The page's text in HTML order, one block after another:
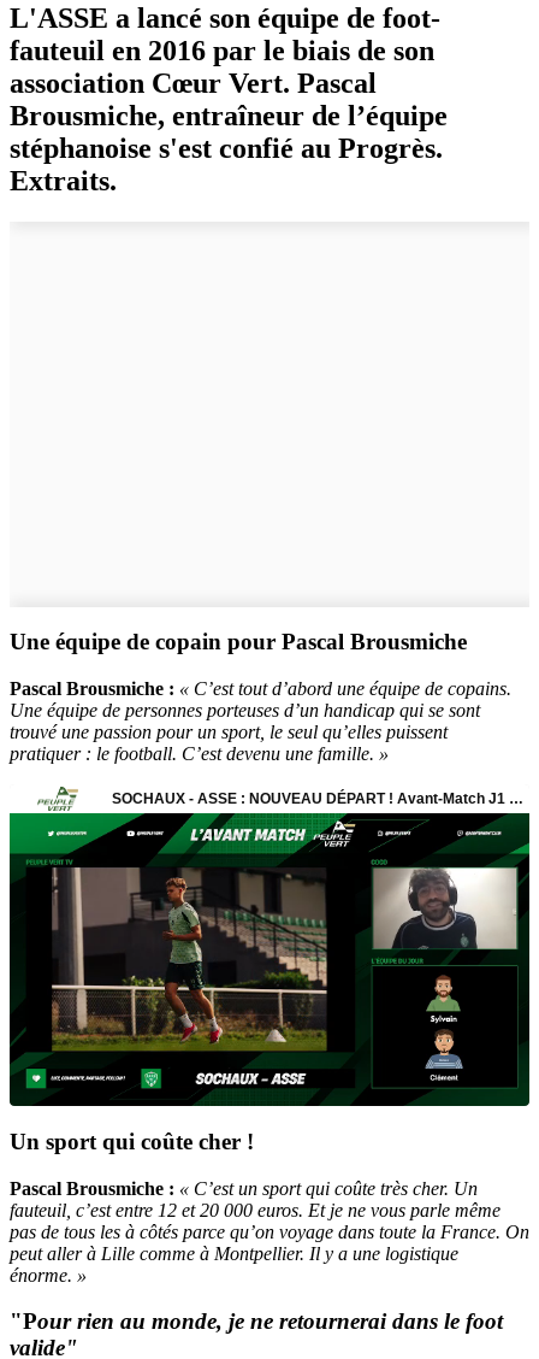
L'ASSE a lancé son équipe de foot-
fauteuil en 2016 par le biais de son
association Cœur Vert. Pascal
Brousmiche, entraîneur de l’équipe
stéphanoise s'est confié au Progrès.
Extraits.
Une équipe de copain pour Pascal Brousmiche
Pascal Brousmiche : « C’est tout d’abord une équipe de copains.
Une équipe de personnes porteuses d’un handicap qui se sont
trouvé une passion pour un sport, le seul qu’elles puissent
pratiquer : le football. C’est devenu une famille. »
Un sport qui coûte cher !
Pascal Brousmiche : « C’est un sport qui coûte très cher. Un
fauteuil, c’est entre 12 et 20 000 euros. Et je ne vous parle même
pas de tous les à côtés parce qu’on voyage dans toute la France. On
peut aller à Lille comme à Montpellier. Il y a une logistique
énorme. »
"Pour rien au monde, je ne retournerai dans le foot
valide"